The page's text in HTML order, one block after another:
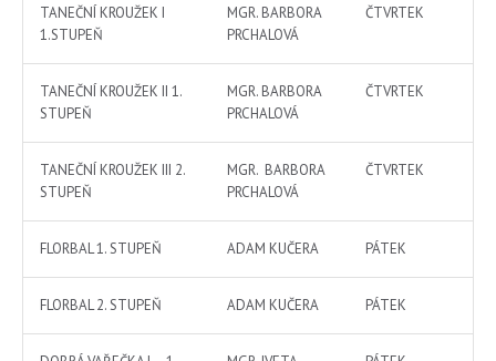
TANEČNÍ KROUŽEK I
1.STUPEŇ
MGR. BARBORA
PRCHALOVÁ
ČTVRTEK
TANEČNÍ KROUŽEK II 1.
STUPEŇ
MGR. BARBORA
PRCHALOVÁ
ČTVRTEK
TANEČNÍ KROUŽEK III 2.
STUPEŇ
MGR. BARBORA
PRCHALOVÁ
ČTVRTEK
FLORBAL 1. STUPEŇ ADAM KUČERA PÁTEK
FLORBAL 2. STUPEŇ ADAM KUČERA PÁTEK